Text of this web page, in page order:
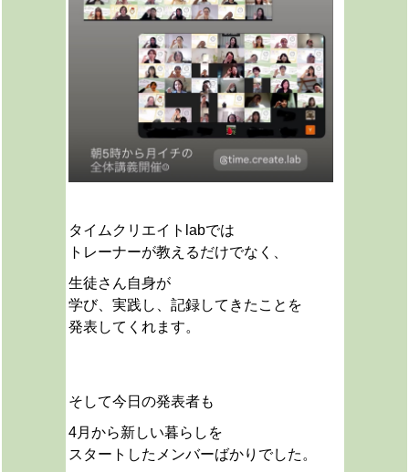
タイムクリエイトlabでは
トレーナーが教えるだけでなく、
生徒さん自身が
学び、実践し、記録してきたことを
発表してくれます。
そして今日の発表者も
4月から新しい暮らしを
スタートしたメンバーばかりでした。